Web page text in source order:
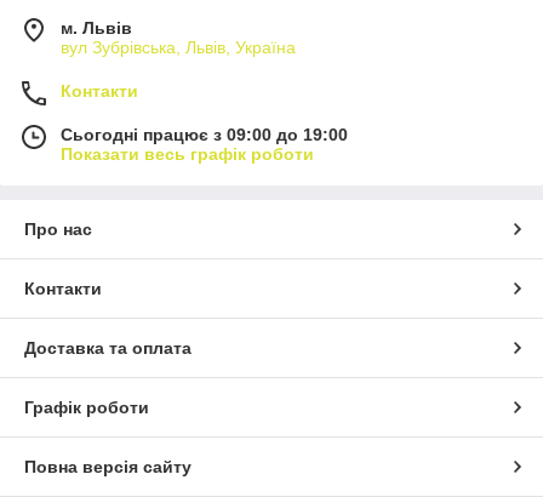
м. Львів
вул Зубрівська, Львів, Україна
Контакти
Сьогодні працює з 09:00 до 19:00
Показати весь графік роботи
Про нас
Контакти
Доставка та оплата
Графік роботи
Повна версія сайту